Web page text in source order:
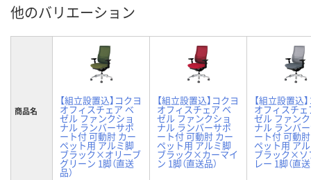
他のバリエーション
商品名
【組立設置込】コクヨ
オフィスチェア ベ
ゼル ファンクショ
ナル ランバーサポ
ート付 可動肘 カー
ペット用 アルミ脚
ブラック×オリーブ
グリーン 1脚（直送
品）
【組立設置込】コクヨ
オフィスチェア ベ
ゼル ファンクショ
ナル ランバーサポ
ート付 可動肘 カー
ペット用 アルミ脚
ブラック×カーマイ
ン 1脚（直送品）
【組立設置込
オフィスチェ
ゼル ファン
ナル ランバ
ート付 可動
ペット用 ア
ブラック×ソ
レー 1脚（直送